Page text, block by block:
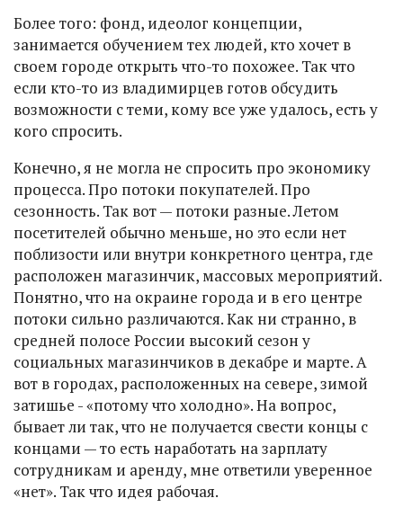
Более того: фонд, идеолог концепции,
занимается обучением тех людей, кто хочет в
своем городе открыть что-то похожее. Так что
если кто-то из владимирцев готов обсудить
возможности с теми, кому все уже удалось, есть у
кого спросить.
Конечно, я не могла не спросить про экономику
процесса. Про потоки покупателей. Про
сезонность. Так вот — потоки разные. Летом
посетителей обычно меньше, но это если нет
поблизости или внутри конкретного центра, где
расположен магазинчик, массовых мероприятий.
Понятно, что на окраине города и в его центре
потоки сильно различаются. Как ни странно, в
средней полосе России высокий сезон у
социальных магазинчиков в декабре и марте. А
вот в городах, расположенных на севере, зимой
затишье - «потому что холодно». На вопрос,
бывает ли так, что не получается свести концы с
концами — то есть наработать на зарплату
сотрудникам и аренду, мне ответили уверенное
«нет». Так что идея рабочая.